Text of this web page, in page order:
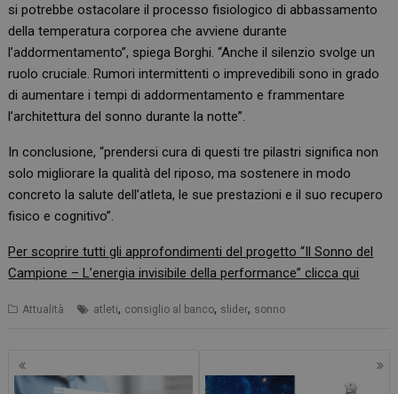
si potrebbe ostacolare il processo fisiologico di abbassamento
della temperatura corporea che avviene durante
l’addormentamento”, spiega Borghi. “Anche il silenzio svolge un
ruolo cruciale. Rumori intermittenti o imprevedibili sono in grado
di aumentare i tempi di addormentamento e frammentare
l’architettura del sonno durante la notte”.
In conclusione, “prendersi cura di questi tre pilastri significa non
solo migliorare la qualità del riposo, ma sostenere in modo
concreto la salute dell’atleta, le sue prestazioni e il suo recupero
fisico e cognitivo”.
Per scoprire tutti gli approfondimenti del progetto “Il Sonno del
Campione – L’energia invisibile della performance” clicca qui
Attualità atleti, consiglio al banco, slider, sonno
Navigazione
articoli